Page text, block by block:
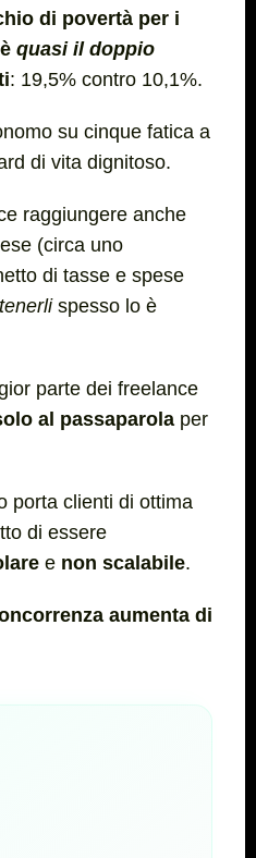
di povertà per i
quasi il doppio
: 19,5% contro 10,1%.
su cinque fatica a
di vita dignitoso.
raggiungere anche
(circa uno
di tasse e spese
spesso lo è
parte dei freelance
al passaparola per
porta clienti di ottima
di essere
e non scalabile.
aumenta di